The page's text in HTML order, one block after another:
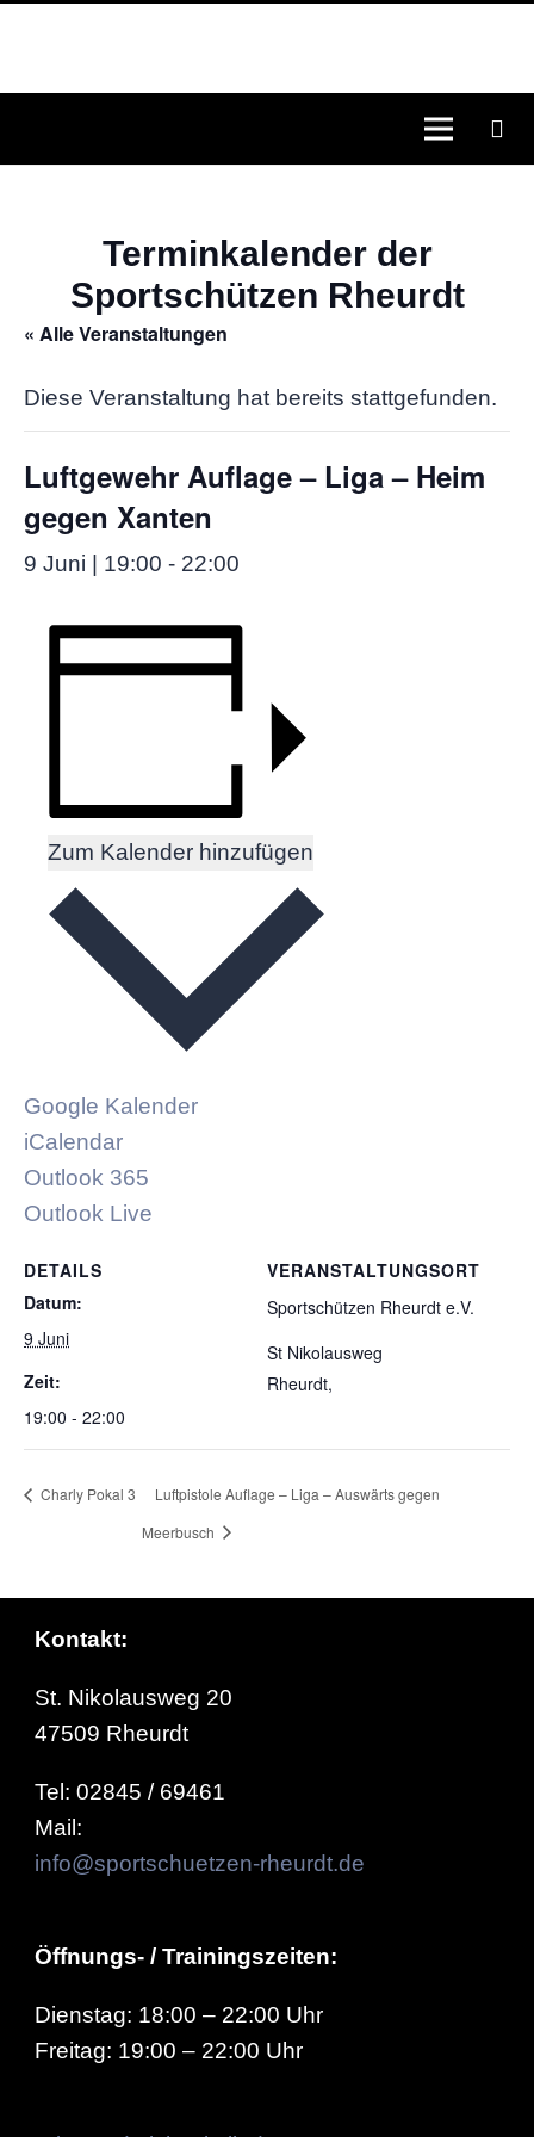
Terminkalender der
Sportschützen Rheurdt
« Alle Veranstaltungen
Diese Veranstaltung hat bereits stattgefunden.
Luftgewehr Auflage – Liga – Heim
gegen Xanten
9 Juni | 19:00 - 22:00
Zum Kalender hinzufügen
Google Kalender
iCalendar
Outlook 365
Outlook Live
DETAILS
Datum:
9 Juni
Zeit:
19:00 - 22:00
VERANSTALTUNGSORT
Sportschützen Rheurdt e.V.
St Nikolausweg
Rheurdt,
Charly Pokal 3
Luftpistole Auflage – Liga – Auswärts gegen
Meerbusch
Kontakt:
St. Nikolausweg 20
47509 Rheurdt
Tel: 02845 / 69461
Mail:
info@sportschuetzen-rheurdt.de
Öffnungs- / Trainingszeiten:
Dienstag: 18:00 – 22:00 Uhr
Freitag: 19:00 – 22:00 Uhr